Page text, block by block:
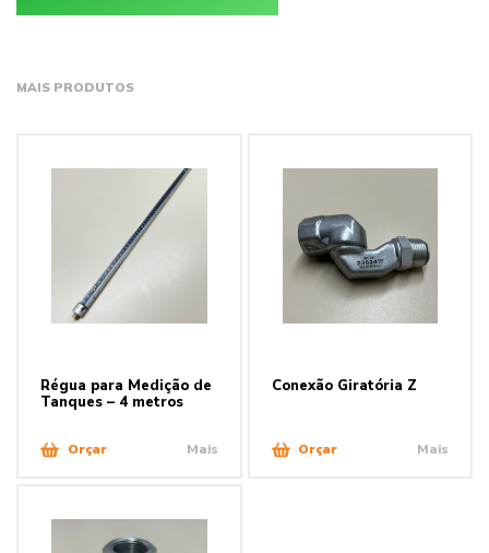
MAIS PRODUTOS
Régua para Medição de
Tanques – 4 metros
Mais
Orçar
Conexão Giratória Z
Mais
Orçar